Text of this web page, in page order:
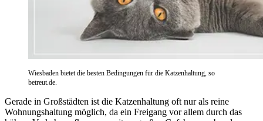
Wiesbaden bietet die besten Bedingungen für die Katzenhaltung, so
betreut.de.
Gerade in Großstädten ist die Katzenhaltung oft nur als reine
Wohnungshaltung möglich, da ein Freigang vor allem durch das